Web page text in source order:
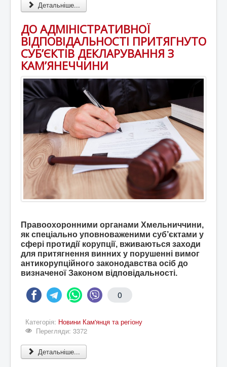
Детальніше...
ДО АДМІНІСТРАТИВНОЇ
ВІДПОВІДАЛЬНОСТІ ПРИТЯГНУТО
СУБ’ЄКТІВ ДЕКЛАРУВАННЯ З
КАМ’ЯНЕЧЧИНИ
Правоохоронними органами Хмельниччини,
як спеціально уповноваженими суб’єктами у
сфері протидії корупції, вживаються заходи
для притягнення винних у порушенні вимог
антикорупційного законодавства осіб до
визначеної Законом відповідальності.
0
Категорія: Новини Кам'янця та регіону
Перегляди: 3372
Детальніше...